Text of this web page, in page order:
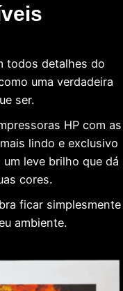
todos detalhes do
uma verdadeira
ser.
HP com as
lindo e exclusivo
leve brilho que dá
cores.
ficar simplesmente
ambiente.